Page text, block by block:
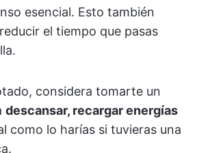
esencial. Esto también
el tiempo que pasas
considera tomarte un
descansar, recargar energías
como lo harías si tuvieras una